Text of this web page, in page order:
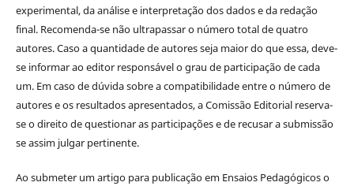
experimental, da análise e interpretação dos dados e da redação
final. Recomenda-se não ultrapassar o número total de quatro
autores. Caso a quantidade de autores seja maior do que essa, deve-
se informar ao editor responsável o grau de participação de cada
um. Em caso de dúvida sobre a compatibilidade entre o número de
autores e os resultados apresentados, a Comissão Editorial reserva-
se o direito de questionar as participações e de recusar a submissão
se assim julgar pertinente.
Ao submeter um artigo para publicação em Ensaios Pedagógicos o